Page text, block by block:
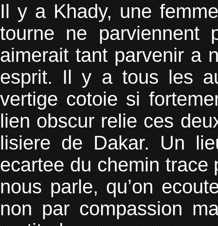
Il y a Khady, une
tourne ne parviennent
aimerait tant parvenir a
esprit. Il y a tous les
vertige cotoie si
lien obscur relie ces
lisiere de Dakar. Un
ecartee du chemin
nous parle, qu’on
non par compassion